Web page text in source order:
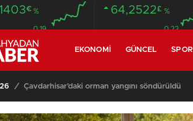
€ %
0.19
64,2522£ %
0.22
EKONOMI GÜNCEL SPOR
/ Çavdarhisar’daki orman yangını söndürüldü